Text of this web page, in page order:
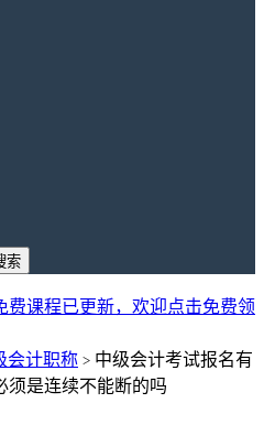
费课程已更新，欢迎点击免费领
会计职称 > 中级会计考试报名有
须是连续不能断的吗